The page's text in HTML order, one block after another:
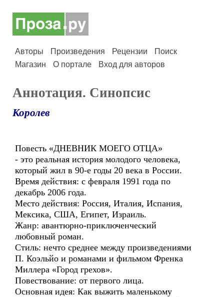
Авторы Произведения Рецензии
Поиск
Магазин
О портале Вход для авторов
Аннотация. Синопсис
Королев
Повесть «ДНЕВНИК МОЕГО ОТЦА»
- это реальная история молодого человека,
который жил в 90-е годы 20 века в России.
Время действия: с февраля 1991 года по
декабрь 2006 года.
Место действия: Россия, Италия, Испания,
Мексика, США, Египет, Израиль.
Жанр: авантюрно-приключенческий
любовный роман.
Стиль: нечто среднее между произведениями
П. Коэльйо и романами и фильмом Френка
Миллера «Город грехов».
Повествование: от первого лица.
Основная идея: Как выжить маленькому